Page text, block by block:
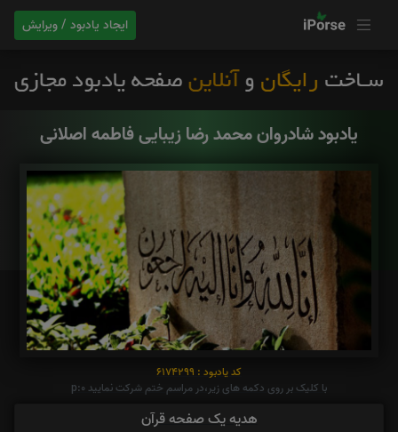
ایجاد یادبود / ویرایش
یادبود شادروان محمد رضا زیبایی فاطمه اصلانی
کد یادبود : 6174299
با کلیک بر روی دکمه های زیر،در مراسم ختم شرکت نمایید p:0
هدیه یک صفحه قرآن